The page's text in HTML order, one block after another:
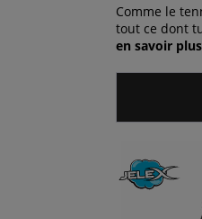
Comme le
tout ce dont
en savoir plus